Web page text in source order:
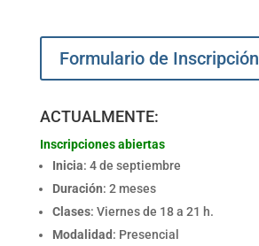
Formulario de Inscripción
ACTUALMENTE:
Inscripciones abiertas
Inicia: 4 de septiembre
Duración: 2 meses
Clases: Viernes de 18 a 21 h.
Modalidad : Presencial